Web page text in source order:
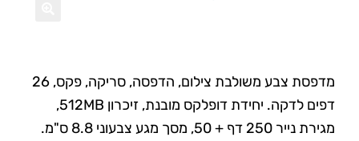
מדפסת צבע משולבת צילום, הדפסה, סריקה, פקס, 26
דפים לדקה. יחידת דופלקס מובנת, זיכרון 512MB,
מגירת נייר 250 דף + 50, מסך מגע צבעוני 8.8 ס"מ.